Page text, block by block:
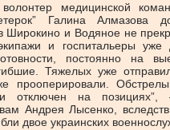
медицинской
Галина Алмазова
Широкино и Водяное не
и госпитальеры уже
постоянно на
Тяжелых уже
прооперировали.
отключен на позициях”,
Андрея Лысенко,
двое украинских